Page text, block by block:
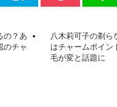
の？あ
のチャ
八木莉可子の剃ら
はチャームポイン
毛が変と話題に